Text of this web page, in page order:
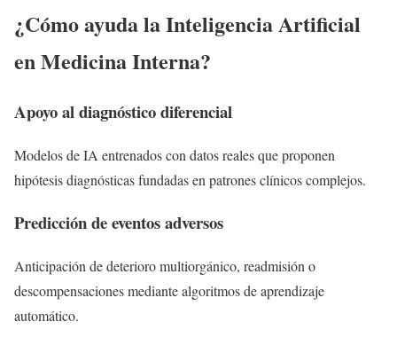
¿Cómo ayuda la Inteligencia Artificial
en Medicina Interna?
Apoyo al diagnóstico diferencial
Modelos de IA entrenados con datos reales que proponen
hipótesis diagnósticas fundadas en patrones clínicos complejos.
Predicción de eventos adversos
Anticipación de deterioro multiorgánico, readmisión o
descompensaciones mediante algoritmos de aprendizaje
automático.